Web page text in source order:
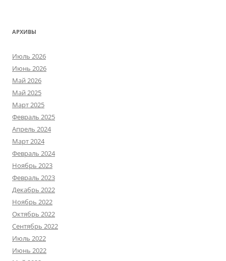
АРХИВЫ
Июль 2026
Июнь 2026
Май 2026
Май 2025
Март 2025
Февраль 2025
Апрель 2024
Март 2024
Февраль 2024
Ноябрь 2023
Февраль 2023
Декабрь 2022
Ноябрь 2022
Октябрь 2022
Сентябрь 2022
Июль 2022
Июнь 2022